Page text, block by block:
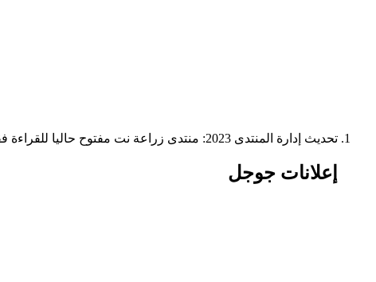
تحديث إدارة المنتدى 2023: منتدى زراعة نت مفتوح حاليا للقراءة فقط، ولا يقبل مشاركات جديدة. يمكنكم استخدام الشريط الظاهر أعلاه للبحث في كافة مواضيع المدوّنة والمنتدى.
إعلانات جوجل